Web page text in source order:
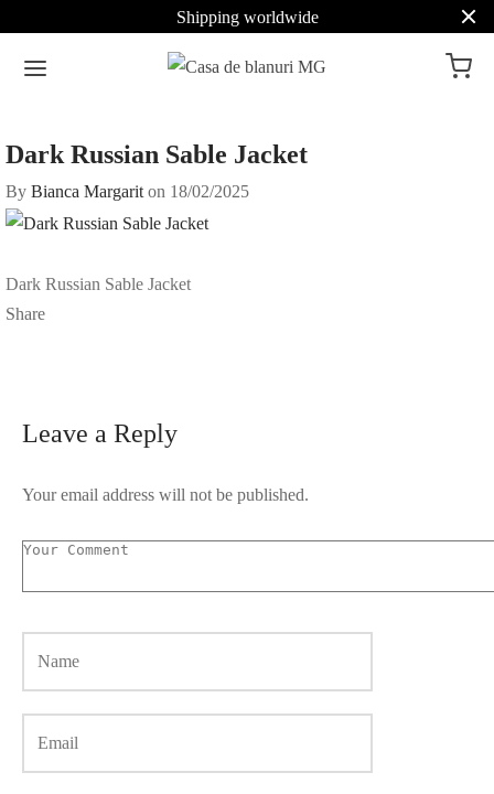
Shipping worldwide
Dark Russian Sable Jacket
By Bianca Margarit on 18/02/2025
Dark Russian Sable Jacket
Share
Leave a Reply
Your email address will not be published.